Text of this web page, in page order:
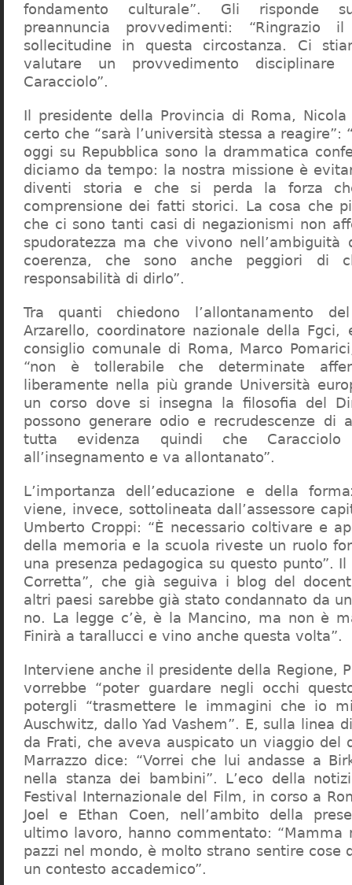
fondamento culturale”. Gli risponde
preannuncia provvedimenti:
sollecitudine in questa circostanza. Ci
valutare un provvedimento
Caracciolo”.
Il presidente della Provincia di Roma,
certo che “sarà l’università stessa a reagire”:
oggi su Repubblica sono la drammatica
diciamo da tempo: la nostra missione è
diventi storia e che si perda la forza
comprensione dei fatti storici. La cosa che
che ci sono tanti casi di negazionismi non
spudoratezza ma che vivono nell’ambiguità
coerenza, che sono anche peggiori di
responsabilità di dirlo”.
Tra quanti chiedono l’allontanamento
Arzarello, coordinatore nazionale della
consiglio comunale di Roma, Marco
“non è tollerabile che determinate
liberamente nella più grande Università
un corso dove si insegna la filosofia del
possono generare odio e recrudescenze di
tutta evidenza quindi che
all’insegnamento e va allontanato”.
L’importanza dell’educazione e della
viene, invece, sottolineata dall’assessore
Umberto Croppi: “È necessario coltivare e
della memoria e la scuola riveste un ruolo
una presenza pedagogica su questo punto”.
Corretta”, che già seguiva i blog del
altri paesi sarebbe già stato condannato da
no. La legge c’è, è la Mancino, ma non è
Finirà a tarallucci e vino anche questa volta”.
Interviene anche il presidente della Regione,
vorrebbe “poter guardare negli occhi
potergli “trasmettere le immagini che io
Auschwitz, dallo Yad Vashem”. E, sulla linea
da Frati, che aveva auspicato un viaggio del
Marrazzo dice: “Vorrei che lui andasse a
nella stanza dei bambini”. L’eco della
Festival Internazionale del Film, in corso a
Joel e Ethan Coen, nell’ambito della
ultimo lavoro, hanno commentato: “Mamma
pazzi nel mondo, è molto strano sentire cose
un contesto accademico”.